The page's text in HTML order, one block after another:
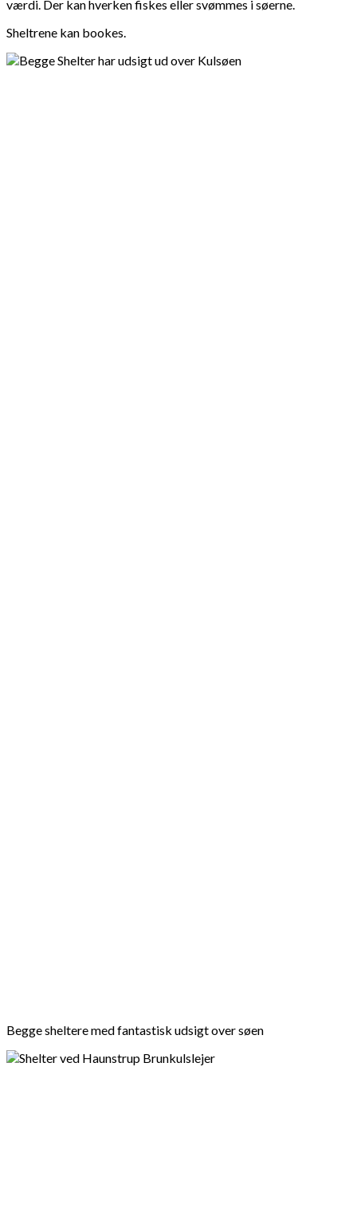
værdi. Der kan hverken fiskes eller svømmes i søerne.
Sheltrene kan bookes.
Begge sheltere med fantastisk udsigt over søen